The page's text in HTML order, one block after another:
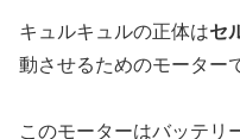
キュルキュルの正体はセ
動させるためのモーター
このモーターはバッテリ